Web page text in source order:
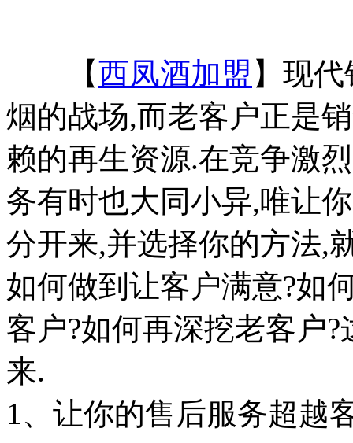
【西凤酒加盟 】现
烟的战场,而老客户正是
赖的再生资源.在竞争激
务有时也大同小异,唯让
分开来,并选择你的方法,
如何做到让客户满意?如
客户?如何再深挖老客户
来.
1、让你的售后服务超越